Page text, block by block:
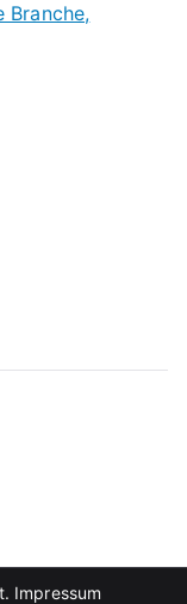
Branche,
. Impressum